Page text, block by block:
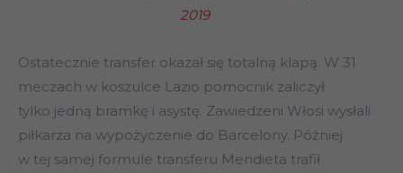
2019
Ostatecznie transfer okazał się totalną klapą. W 31
meczach w koszulce Lazio pomocnik zaliczył
tylko jedną bramkę i asystę. Zawiedzeni Włosi wysłali
piłkarza na wypożyczenie do Barcelony. Później
w tej samej formule transferu Mendieta trafił